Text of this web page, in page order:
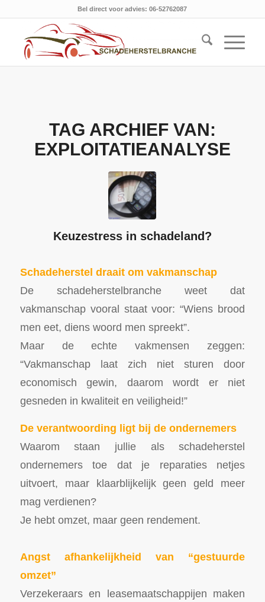
Bel direct voor advies: 06-52762087
TAG ARCHIEF VAN:
EXPLOITATIEANALYSE
Keuzestress in schadeland?
Schadeherstel draait om vakmanschap
De schadeherstelbranche weet dat
vakmanschap vooral staat voor: “Wiens brood
men eet, diens woord men spreekt”.
Maar de echte vakmensen zeggen:
“Vakmanschap laat zich niet sturen door
economisch gewin, daarom wordt er niet
gesneden in kwaliteit en veiligheid!”
De verantwoording ligt bij de ondernemers
Waarom staan jullie als schadeherstel
ondernemers toe dat je reparaties netjes
uitvoert, maar klaarblijkelijk geen geld meer
mag verdienen?
Je hebt omzet, maar geen rendement.
Angst afhankelijkheid van “gestuurde
omzet”
Verzekeraars en leasemaatschappijen maken